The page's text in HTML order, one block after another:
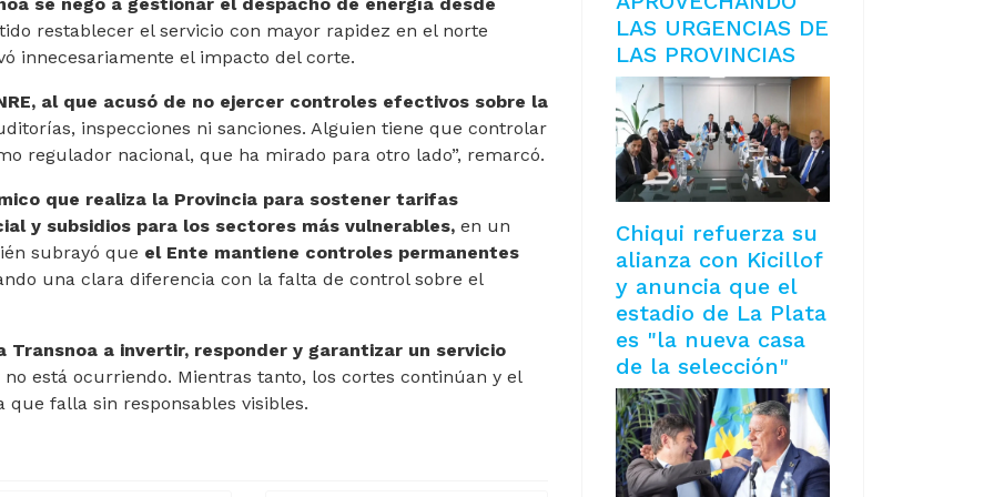
se negó a gestionar el despacho de energía desde
restablecer el servicio con mayor rapidez en el norte
innecesariamente el impacto del corte.
al que acusó de no ejercer controles efectivos sobre la
inspecciones ni sanciones. Alguien tiene que controlar
regulador nacional, que ha mirado para otro lado”, remarcó.
que realiza la Provincia para sostener tarifas
y subsidios para los sectores más vulnerables, en un
subrayó que el Ente mantiene controles permanentes
una clara diferencia con la falta de control sobre el
Transnoa a invertir, responder y garantizar un servicio
está ocurriendo. Mientras tanto, los cortes continúan y el
falla sin responsables visibles.
LAS URGENCIAS DE
LAS PROVINCIAS
Chiqui refuerza su
alianza con Kicillof
y anuncia que el
estadio de La Plata
es "la nueva casa
de la selección"